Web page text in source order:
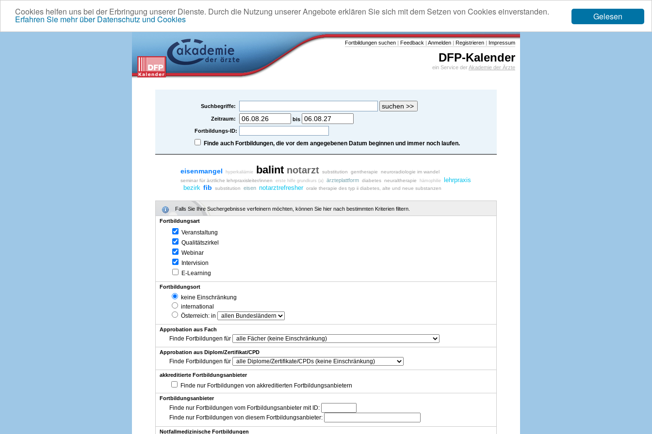
Gelesen
Cookies helfen uns bei der Erbringung unserer Dienste. Durch die Nutzung unserer Angebote erklären Sie sich mit dem Setzen von Cookies einverstanden.
Erfahren Sie mehr über Datenschutz und Cookies
Fortbildungen suchen | Feedback | Anmelden | Registrieren | Impressum
DFP-Kalender
ein Service derAkademie der Ärzte
Suchbegriffe:
Zeitraum:
bis
Fortbildungs-ID:
Finde auch Fortbildungen, die vor dem angegebenen Datum beginnen und immer noch laufen.
eisenmangel hyperkaliämie balint notarzt substitution gentherapie
neuroradiologie im wandel
seminar für ärztliche lehrpraxisleiter/innen
erste hilfe grundkurs (a) ärzteplattform diabetes neuraltherapie hämophilie
lehrpraxis
bezirk fib substitution eisen notarztrefresher orale therapie des typ ii diabetes, alte und neue substanzen
Falls Sie Ihre Suchergebnisse verfeinern möchten, können Sie hier nach bestimmten Kriterien filtern.
Fortbildungsart
Veranstaltung
Qualitätszirkel
Webinar
Intervision
E-Learning
Fortbildungsort
keine Einschränkung
international
Österreich: in
Approbation aus Fach
Finde Fortbildungen für
Approbation aus Diplom/Zertifikat/CPD
Finde Fortbildungen für
akkreditierte Fortbildungsanbieter
Finde nur Fortbildungen von akkreditierten Fortbildungsanbietern
Fortbildungsanbieter
Finde nur Fortbildungen vom Fortbildungsanbieter mit ID:
Finde nur Fortbildungen von diesem Fortbildungsanbieter:
Notfallmedizinische Fortbildungen